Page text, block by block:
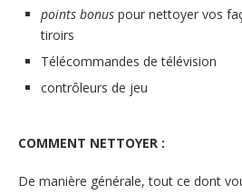
points bonus pour nettoyer vos
tiroirs
Télécommandes de télévision
contrôleurs de jeu
COMMENT NETTOYER :
De manière générale, tout ce dont